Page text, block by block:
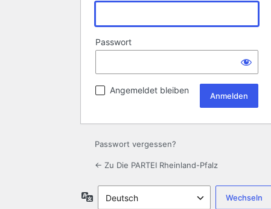
Passwort
Angemeldet bleiben
Passwort vergessen?
← Zu Die PARTEI Rheinland-Pfalz
Sprache